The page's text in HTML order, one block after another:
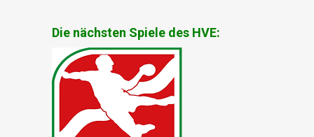
Die nächsten Spiele des HVE: